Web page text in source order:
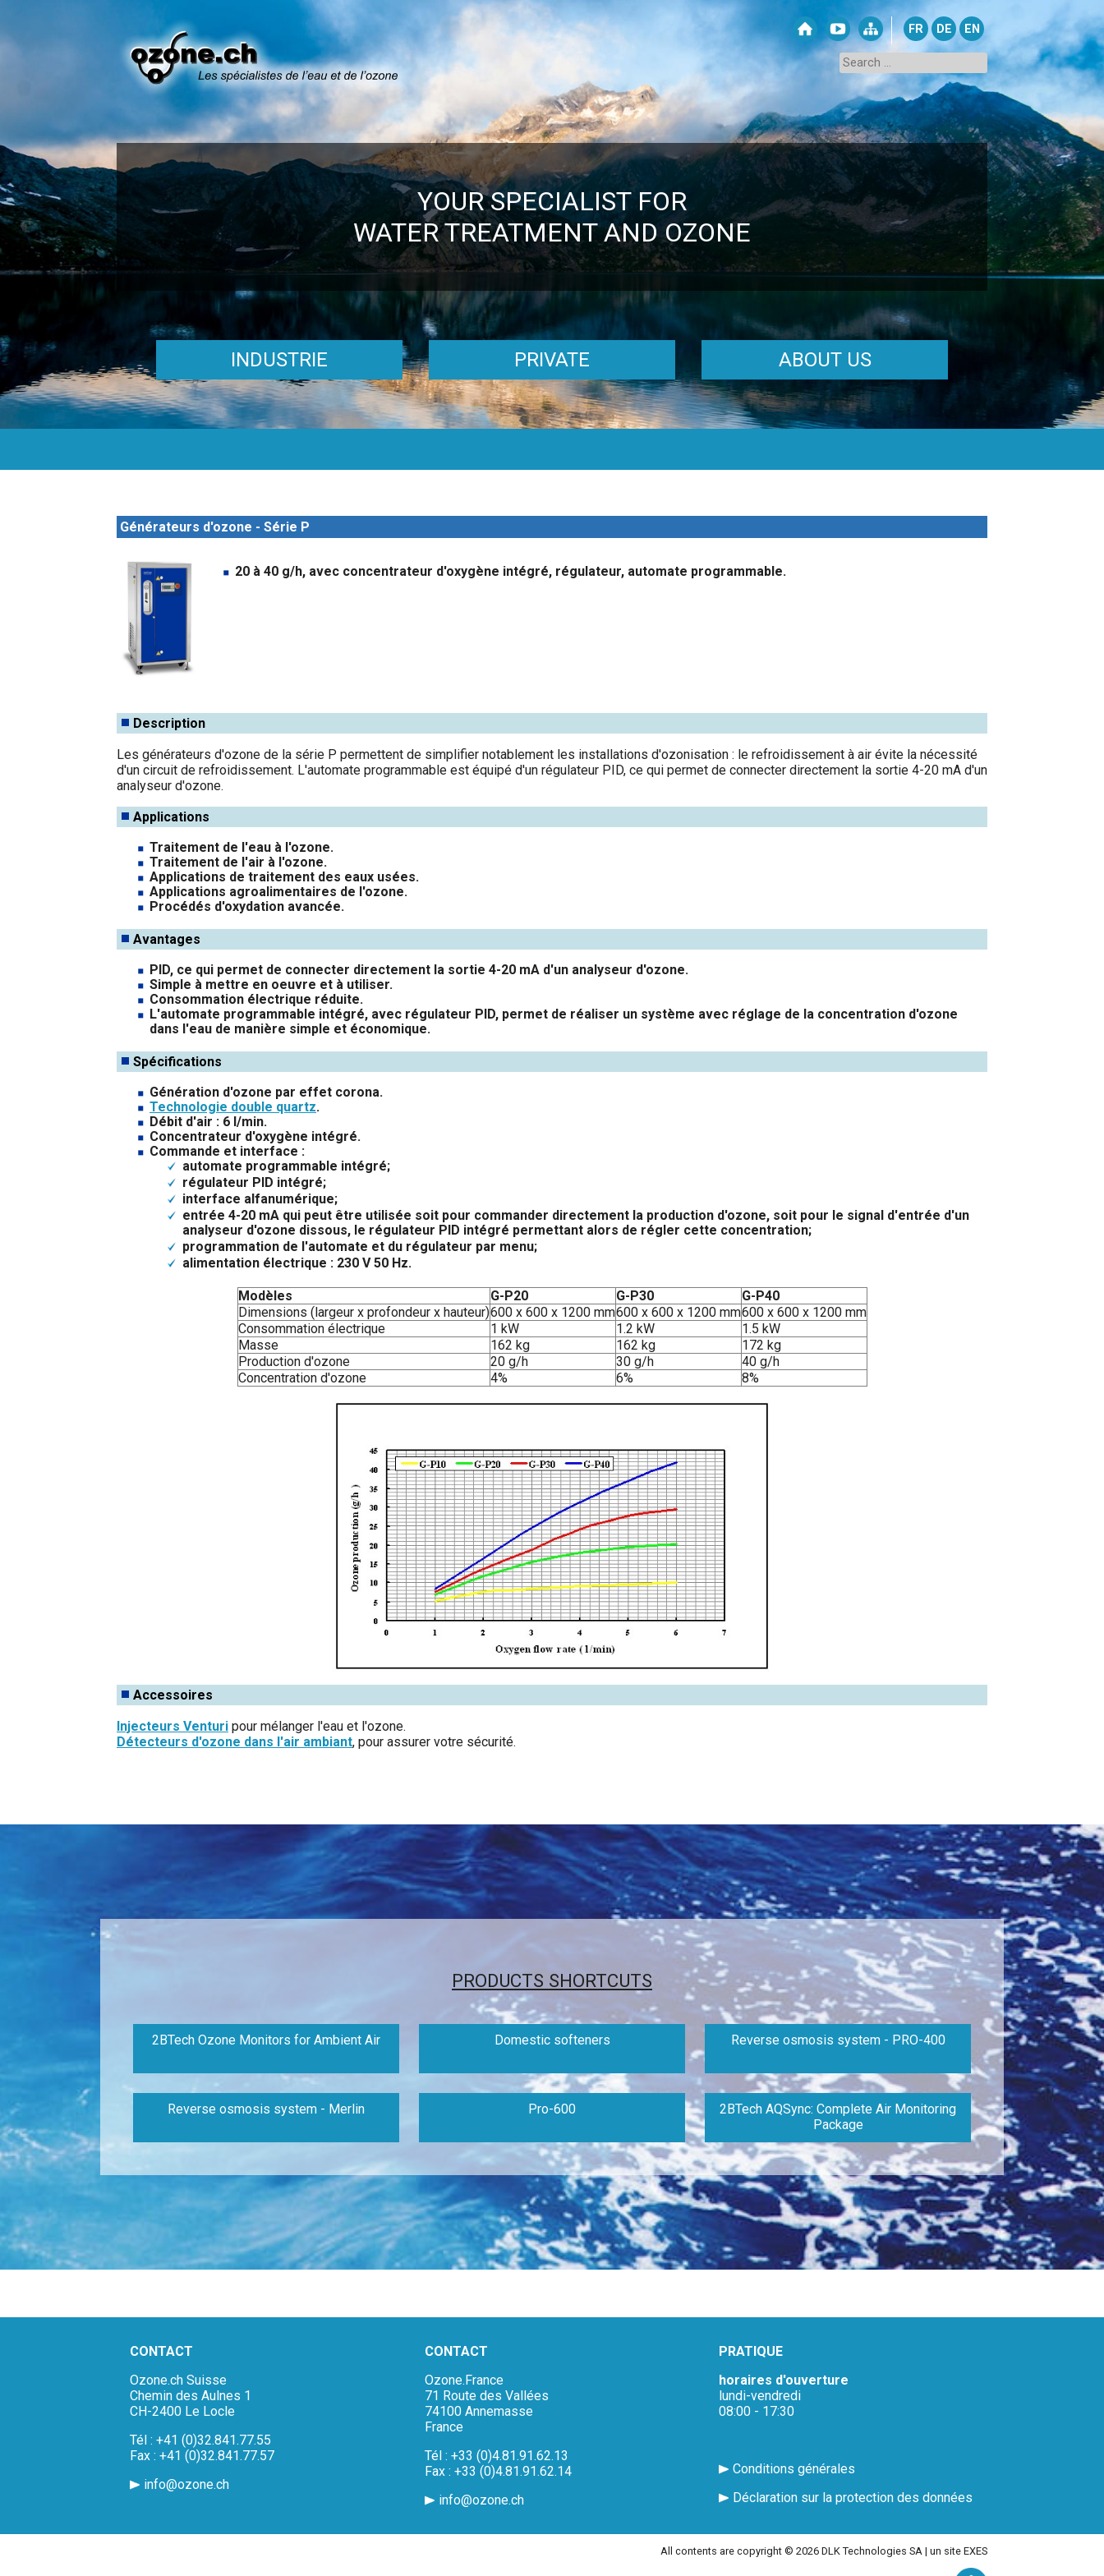
FR DE EN
YOUR SPECIALIST FOR
WATER TREATMENT AND OZONE
INDUSTRIE PRIVATE ABOUT US
Générateurs d'ozone - Série P
20 à 40 g/h, avec concentrateur d'oxygène intégré, régulateur, automate programmable.
Description
Les générateurs d'ozone de la série P permettent de simplifier notablement les installations d'ozonisation : le refroidissement à air évite la nécessité
d'un circuit de refroidissement. L'automate programmable est équipé d'un régulateur PID, ce qui permet de connecter directement la sortie 4-20 mA d'un
analyseur d'ozone.
Applications
Traitement de l'eau à l'ozone.
Traitement de l'air à l'ozone.
Applications de traitement des eaux usées.
Applications agroalimentaires de l'ozone.
Procédés d'oxydation avancée.
Avantages
PID, ce qui permet de connecter directement la sortie 4-20 mA d'un analyseur d'ozone.
Simple à mettre en oeuvre et à utiliser.
Consommation électrique réduite.
L'automate programmable intégré, avec régulateur PID, permet de réaliser un système avec réglage de la concentration d'ozone
dans l'eau de manière simple et économique.
Spécifications
Génération d'ozone par effet corona.
Technologie double quartz.
Débit d'air : 6 l/min.
Concentrateur d'oxygène intégré.
Commande et interface :
automate programmable intégré;
régulateur PID intégré;
interface alfanumérique;
entrée 4-20 mA qui peut être utilisée soit pour commander directement la production d'ozone, soit pour le signal d'entrée d'un
analyseur d'ozone dissous, le régulateur PID intégré permettant alors de régler cette concentration;
programmation de l'automate et du régulateur par menu;
alimentation électrique : 230 V 50 Hz.
Modèles G-P20 G-P30
G-P40
Dimensions (largeur x profondeur x hauteur)600 x 600 x 1200 mm600 x 600 x 1200 mm600 x 600 x 1200 mm
Consommation électrique
1 kW 1.2 kW
1.5 kW
Masse
162 kg 162 kg
172 kg
Production d'ozone
20 g/h 30 g/h
40 g/h
Concentration d'ozone
4% 6% 8%
Accessoires
Injecteurs Venturi pour mélanger l'eau et l'ozone.
Détecteurs d'ozone dans l'air ambiant, pour assurer votre sécurité.
PRODUCTS SHORTCUTS
2BTech Ozone Monitors for Ambient Air Domestic softeners Reverse osmosis system - PRO-400
Reverse osmosis system - Merlin Pro-600
2BTech AQSync: Complete Air Monitoring
Package
CONTACT
Ozone.ch Suisse
Chemin des Aulnes 1
CH-2400 Le Locle
Tél : +41 (0)32.841.77.55
Fax : +41 (0)32.841.77.57
info@ozone.ch
CONTACT
Ozone.France
71 Route des Vallées
74100 Annemasse
France
Tél : +33 (0)4.81.91.62.13
Fax : +33 (0)4.81.91.62.14
info@ozone.ch
PRATIQUE
horaires d'ouverture
lundi-vendredi
08:00 - 17:30
Conditions générales
Déclaration sur la protection des données
All contents are copyright © 2026 DLK Technologies SA | un site EXES